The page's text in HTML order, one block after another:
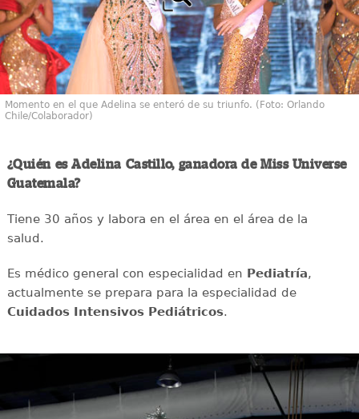
Momento en el que Adelina se enteró de su triunfo. (Foto: Orlando
Chile/Colaborador)
¿Quién es Adelina Castillo, ganadora de Miss Universe
Guatemala?
Tiene 30 años y labora en el área en el área de la
salud.
Es médico general con especialidad en Pediatría,
actualmente se prepara para la especialidad de
Cuidados Intensivos Pediátricos.